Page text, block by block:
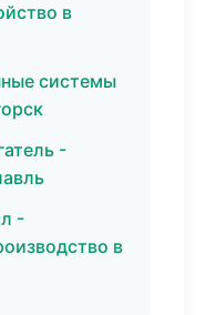
в
системы
-
-
в